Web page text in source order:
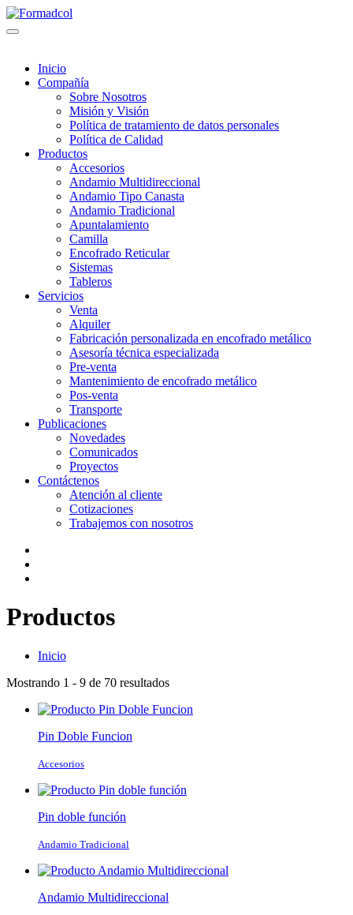
Inicio
Compañía
Sobre Nosotros
Misión y Visión
Política de tratamiento de datos personales
Política de Calidad
Productos
Accesorios
Andamio Multidireccional
Andamio Tipo Canasta
Andamio Tradicional
Apuntalamiento
Camilla
Encofrado Reticular
Sistemas
Tableros
Servicios
Venta
Alquiler
Fabricación personalizada en encofrado metálico
Asesoría técnica especializada
Pre-venta
Mantenimiento de encofrado metálico
Pos-venta
Transporte
Publicaciones
Novedades
Comunicados
Proyectos
Contáctenos
Atención al cliente
Cotizaciones
Trabajemos con nosotros
Productos
Inicio
Mostrando 1 - 9 de 70 resultados
Pin Doble Funcion
Accesorios
Pin doble función
Andamio Tradicional
Andamio Multidireccional